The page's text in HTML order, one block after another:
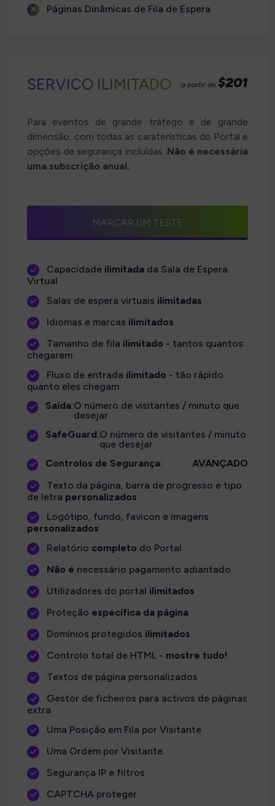
Páginas Dinâmicas de Fila de Espera
SERVIÇO ILIMITADO a partir de $201
Para eventos de grande tráfego e de grande
dimensão, com todas as caraterísticas do Portal e
opções de segurança incluídas. Não é necessária
uma subscrição anual.
MARCAR UM TESTE
Capacidade ilimitada da Sala de Espera
Virtual
Salas de espera virtuais ilimitadas
Idiomas e marcas ilimitados
Tamanho de fila ilimitado - tantos quantos
chegarem
Fluxo de entrada ilimitado - tão rápido
quanto eles chegam
Saída:O número de visitantes / minuto que
desejar
SafeGuard:O número de visitantes / minuto
que desejar
Controlos de Segurança:
AVANÇADO
Texto da página, barra de progresso e tipo
de letra personalizados
Logótipo, fundo, favicon e imagens
personalizados
Relatório completo do Portal
Não é necessário pagamento adiantado
Utilizadores do portal ilimitados
Proteção específica da página
Domínios protegidos ilimitados
Controlo total de HTML - mostre tudo!
Textos de página personalizados
Gestor de ficheiros para activos de páginas
extra
Uma Posição em Fila por Visitante
Uma Ordem por Visitante
Segurança IP e filtros
CAPTCHA proteger